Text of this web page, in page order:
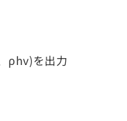
ρhv)を出力